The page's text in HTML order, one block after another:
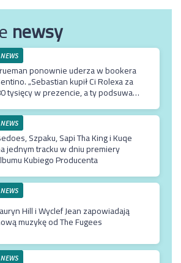
newsy
NEWS
ponownie uderza w bookera
„Sebastian kupił Ci Rolexa za
tysięcy w prezencie, a ty podsuwasz
NEWS
Szpaku, Sapi Tha King i Kuqe
jednym tracku w dniu premiery
Kubiego Producenta
NEWS
Hill i Wyclef Jean zapowiadają
muzykę od The Fugees
NEWS